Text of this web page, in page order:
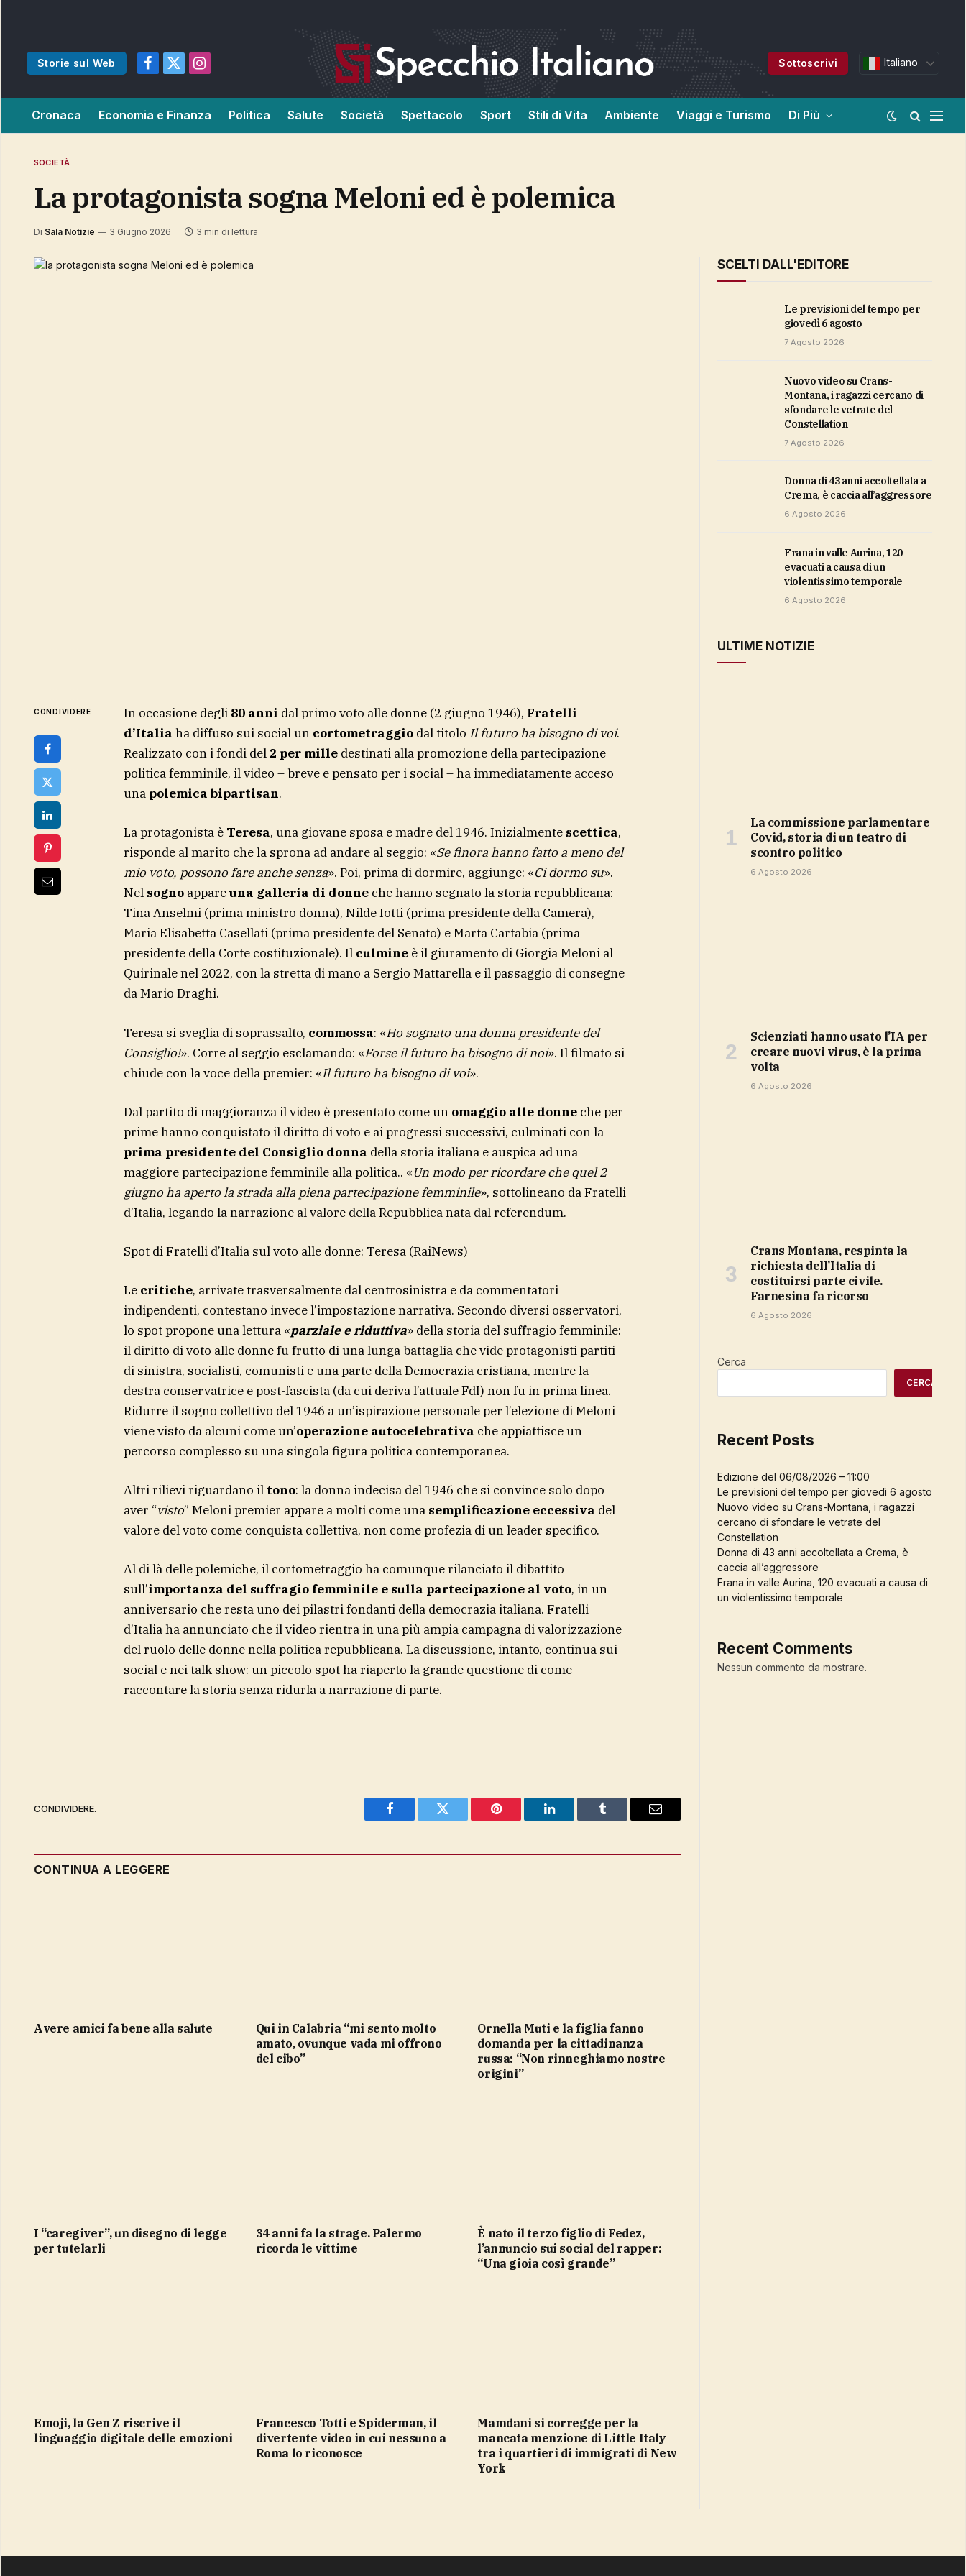
Storie sul Web
Facebook
X
Instagram
Sottoscrivi Italiano
Cronaca Economia e Finanza Politica Salute Società Spettacolo Sport Stili di Vita Ambiente Viaggi e Turismo Di Più
SOCIETÀ
la protagonista sogna Meloni ed è polemica
Di Sala Notizie 3 Giugno 2026 3 min di lettura
CONDIVIDERE In occasione degli 80 anni dal primo voto alle donne (2 giugno 1946), Fratelli
d’Italia ha diffuso sui social un cortometraggio dal titolo Il futuro ha bisogno di voi.
Realizzato con i fondi del 2 per milledestinati alla promozione della partecipazione
politica femminile, il video – breve e pensato per i social – ha immediatamente acceso
una polemica bipartisan.
La protagonista è Teresa, una giovane sposa e madre del 1946. Inizialmente scettica,
risponde al marito che la sprona ad andare al seggio: «Se finora hanno fatto a meno del
mio voto, possono fare anche senza». Poi, prima di dormire, aggiunge: «Ci dormo su».
Nel sogno appareuna galleria di donneche hanno segnato la storia repubblicana:
Tina Anselmi (prima ministro donna), Nilde Iotti (prima presidente della Camera),
Maria Elisabetta Casellati (prima presidente del Senato) e Marta Cartabia (prima
presidente della Corte costituzionale). Il culmine è il giuramento di Giorgia Meloni al
Quirinale nel 2022, con la stretta di mano a Sergio Mattarella e il passaggio di consegne
da Mario Draghi.
Teresa si sveglia di soprassalto, commossa: «Ho sognato una donna presidente del
Consiglio!». Corre al seggio esclamando: «Forse il futuro ha bisogno di noi». Il filmato si
chiude con la voce della premier: «Il futuro ha bisogno di voi».
Dal partito di maggioranza il video è presentato come un omaggio alle donneche per
prime hanno conquistato il diritto di voto e ai progressi successivi, culminati con la
prima presidente del Consiglio donna della storia italiana e auspica ad una
maggiore partecipazione femminile alla politica.. «Un modo per ricordare che quel 2
giugno ha aperto la strada alla piena partecipazione femminile», sottolineano da Fratelli
d’Italia, legando la narrazione al valore della Repubblica nata dal referendum.
Spot di Fratelli d’Italia sul voto alle donne: Teresa (RaiNews)
Le critiche, arrivate trasversalmente dal centrosinistra e da commentatori
indipendenti, contestano invece l’impostazione narrativa. Secondo diversi osservatori,
lo spot propone una lettura «parziale e riduttiva» della storia del suffragio femminile:
il diritto di voto alle donne fu frutto di una lunga battaglia che vide protagonisti partiti
di sinistra, socialisti, comunisti e una parte della Democrazia cristiana, mentre la
destra conservatrice e post-fascista (da cui deriva l’attuale FdI) non fu in prima linea.
Ridurre il sogno collettivo del 1946 a un’ispirazione personale per l’elezione di Meloni
viene visto da alcuni come un’operazione autocelebrativa che appiattisce un
percorso complesso su una singola figura politica contemporanea.
Altri rilievi riguardano il tono: la donna indecisa del 1946 che si convince solo dopo
aver “visto” Meloni premier appare a molti come una semplificazione eccessiva del
valore del voto come conquista collettiva, non come profezia di un leader specifico.
Al di là delle polemiche, il cortometraggio ha comunque rilanciato il dibattito
sull’importanza del suffragio femminile e sulla partecipazione al voto, in un
anniversario che resta uno dei pilastri fondanti della democrazia italiana. Fratelli
d’Italia ha annunciato che il video rientra in una più ampia campagna di valorizzazione
del ruolo delle donne nella politica repubblicana. La discussione, intanto, continua sui
social e nei talk show: un piccolo spot ha riaperto la grande questione di come
raccontare la storia senza ridurla a narrazione di parte.
CONDIVIDERE.
Facebook Twitter Pinterest LinkedIn Tumblr Email
CONTINUA A LEGGERE
Avere amici fa bene alla salute
qui in Calabria “mi sento molto
amato, ovunque vada mi offrono
del cibo”
Ornella Muti e la figlia fanno
domanda per la cittadinanza
russa: “Non rinneghiamo nostre
origini”
I “caregiver”, un disegno di legge
per tutelarli
34 anni fa la strage. Palermo
ricorda le vittime
È nato il terzo figlio di Fedez,
l’annuncio sui social del rapper:
“Una gioia così grande”
Emoji, la Gen Z riscrive il
linguaggio digitale delle emozioni
Francesco Totti e Spiderman, il
divertente video in cui nessuno a
Roma lo riconosce
Mamdani si corregge per la
mancata menzione di Little Italy
tra i quartieri di immigrati di New
York
SCELTI DALL'EDITORE
Le previsioni del tempo per
giovedì 6 agosto
7 Agosto 2026
Nuovo video su Crans-
Montana, i ragazzi cercano di
sfondare le vetrate del
Constellation
7 Agosto 2026
Donna di 43 anni accoltellata a
Crema, è caccia all’aggressore
6 Agosto 2026
Frana in valle Aurina, 120
evacuati a causa di un
violentissimo temporale
6 Agosto 2026
ULTIME NOTIZIE
La commissione parlamentare
Covid, storia di un teatro di
scontro politico
6 Agosto 2026
Scienziati hanno usato l’IA per
creare nuovi virus, è la prima
volta
6 Agosto 2026
Crans Montana, respinta la
richiesta dell’Italia di
costituirsi parte civile.
Farnesina fa ricorso
6 Agosto 2026
Cerca
CERCA
Recent Posts
Edizione del 06/08/2026 – 11:00
Le previsioni del tempo per giovedì 6 agosto
Nuovo video su Crans-Montana, i ragazzi
cercano di sfondare le vetrate del
Constellation
Donna di 43 anni accoltellata a Crema, è
caccia all’aggressore
Frana in valle Aurina, 120 evacuati a causa di
un violentissimo temporale
Recent Comments
Nessun commento da mostrare.